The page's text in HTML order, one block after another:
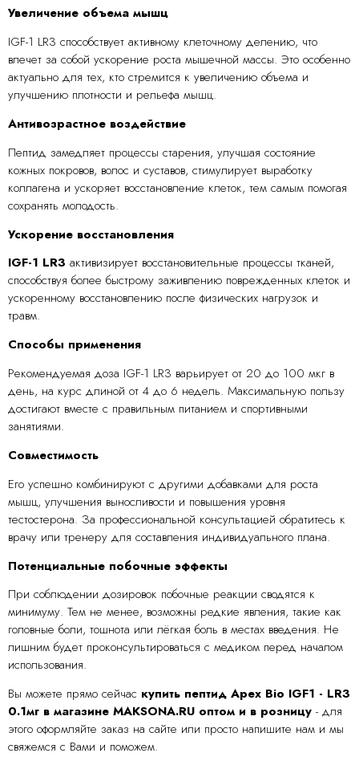
Увеличение объема мышц
IGF-1 LR3 способствует активному клеточному делению, что
влечет за собой ускорение роста мышечной массы. Это особенно
актуально для тех, кто стремится к увеличению объема и
улучшению плотности и рельефа мышц.
Антивозрастное воздействие
Пептид замедляет процессы старения, улучшая состояние
кожных покровов, волос и суставов, стимулирует выработку
коллагена и ускоряет восстановление клеток, тем самым помогая
сохранять молодость.
Ускорение восстановления
IGF-1 LR3 активизирует восстановительные процессы тканей,
способствуя более быстрому заживлению поврежденных клеток и
ускоренному восстановлению после физических нагрузок и
травм.
Способы применения
Рекомендуемая доза IGF-1 LR3 варьирует от 20 до 100 мкг в
день, на курс длиной от 4 до 6 недель. Максимальную пользу
достигают вместе с правильным питанием и спортивными
занятиями.
Совместимость
Его успешно комбинируют с другими добавками для роста
мышц, улучшения выносливости и повышения уровня
тестостерона. За профессиональной консультацией обратитесь к
врачу или тренеру для составления индивидуального плана.
Потенциальные побочные эффекты
При соблюдении дозировок побочные реакции сводятся к
минимуму. Тем не менее, возможны редкие явления, такие как
головные боли, тошнота или лёгкая боль в местах введения. Не
лишним будет проконсультироваться с медиком перед началом
использования.
Вы можете прямо сейчас купить пептид Apex Bio IGF1 - LR3
0.1мг в магазине MAKSONA.RU оптом и в розницу - для
этого оформляйте заказ на сайте или просто напишите нам и мы
свяжемся с Вами и поможем.